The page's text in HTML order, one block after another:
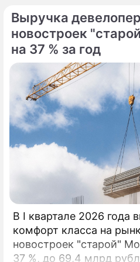
Выручка
новостроек
на 37 % за год
В I квартале 2026 года
комфорт класса на
новостроек "старой"
37 %, до 69,4 млрд